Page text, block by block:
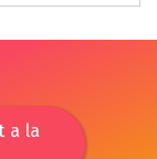
a la